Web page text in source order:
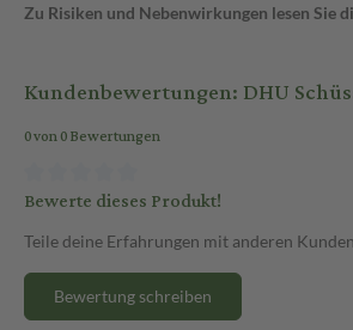
Zu Risiken und Nebenwirkungen lesen Sie
Kundenbewertungen: DHU
0 von 0 Bewertungen
Bewerte dieses Produkt!
Teile deine Erfahrungen mit anderen
Bewertung schreiben